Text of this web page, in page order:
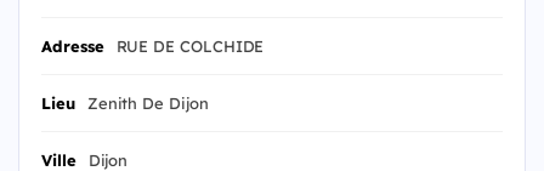
Adresse RUE DE COLCHIDE
Lieu Zenith De Dijon
Ville Dijon